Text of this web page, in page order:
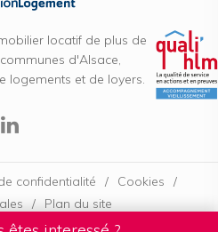
locatif de plus de
d'Alsace,
logements et de loyers.
confidentialité
Cookies
Plan du site